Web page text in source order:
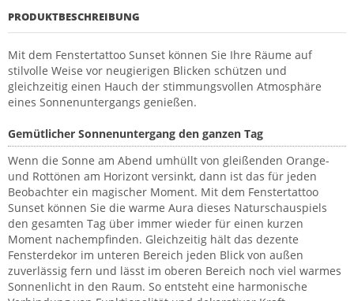
PRODUKTBESCHREIBUNG
Mit dem Fenstertattoo Sunset können Sie Ihre Räume auf
stilvolle Weise vor neugierigen Blicken schützen und
gleichzeitig einen Hauch der stimmungsvollen Atmosphäre
eines Sonnenuntergangs genießen.
Gemütlicher Sonnenuntergang den ganzen Tag
Wenn die Sonne am Abend umhüllt von gleißenden Orange-
und Rottönen am Horizont versinkt, dann ist das für jeden
Beobachter ein magischer Moment. Mit dem Fenstertattoo
Sunset können Sie die warme Aura dieses Naturschauspiels
den gesamten Tag über immer wieder für einen kurzen
Moment nachempfinden. Gleichzeitig hält das dezente
Fensterdekor im unteren Bereich jeden Blick von außen
zuverlässig fern und lässt im oberen Bereich noch viel warmes
Sonnenlicht in den Raum. So entsteht eine harmonische